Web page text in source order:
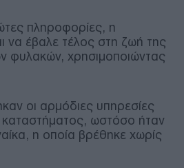
πληροφορίες, η
να έβαλε τέλος στη ζωή της
φυλακών, χρησιμοποιώντας
οι αρμόδιες υπηρεσίες
καταστήματος, ωστόσο ήταν
η οποία βρέθηκε χωρίς